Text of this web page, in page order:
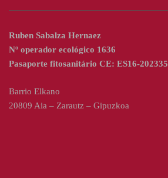
Ruben Sabalza Hernaez
Nº operador ecológico 1636
Pasaporte fitosanitário CE: ES16-202335
Barrio Elkano
20809 Aia – Zarautz – Gipuzkoa